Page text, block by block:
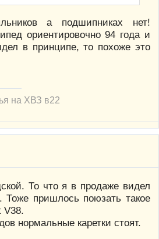
а подшипниках нет!
ориентировочно 94 года и
в принципе, то похоже это
на ХВЗ в22
То что я в продаже видел
пришлось поюзать такое
V38.
нормальные каретки стоят.